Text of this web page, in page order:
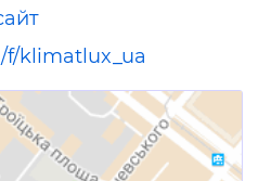
klimatlux_ua